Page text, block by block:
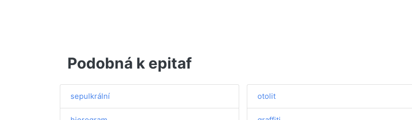
Podobná k epitaf
sepulkrální otolit